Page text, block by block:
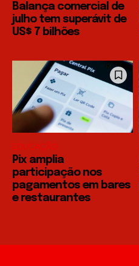
Balança comercial de
julho tem superávit de
US$ 7 bilhões
EDUCAÇÃO
Pix amplia
participação nos
pagamentos em bares
e restaurantes